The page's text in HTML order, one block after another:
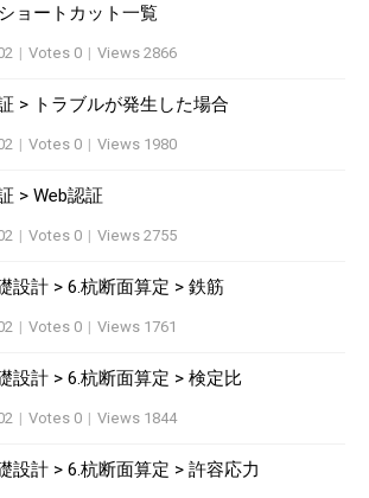
ョートカット一覧
| Votes 0 | Views 2866
> トラブルが発生した場合
| Votes 0 | Views 1980
> Web認証
| Votes 0 | Views 2755
設計 > 6.杭断面算定 > 鉄筋
| Votes 0 | Views 1761
設計 > 6.杭断面算定 > 検定比
| Votes 0 | Views 1844
設計 > 6.杭断面算定 > 許容応力